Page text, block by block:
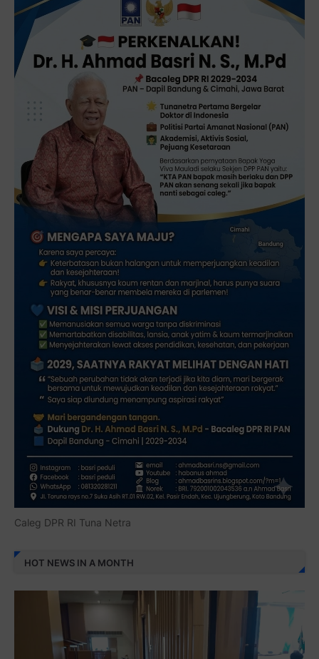
Caleg DPR RI Tuna Netra
HOT NEWS IN A MONTH